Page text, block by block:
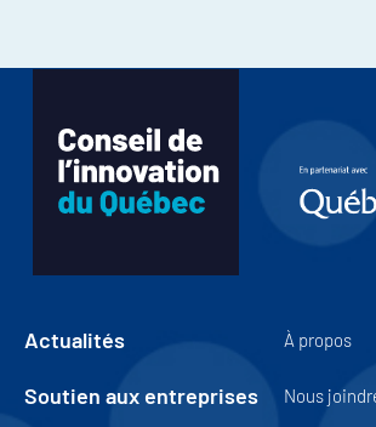
Actualités
Soutien aux entreprises
À propos
Nous